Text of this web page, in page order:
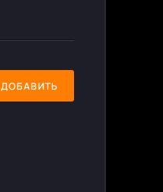
ДОБАВИТЬ